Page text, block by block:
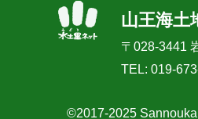
山王海土
〒028-3441
TEL: 019-
©2017-2025